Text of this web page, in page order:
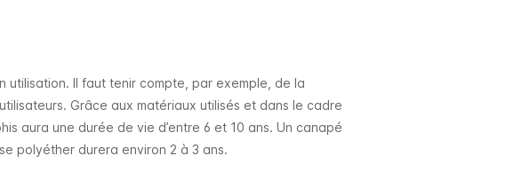
utilisation. Il faut tenir compte, par exemple, de la
Grâce aux matériaux utilisés et dans le cadre
aura une durée de vie d’entre 6 et 10 ans. Un canapé
polyéther durera environ 2 à 3 ans.